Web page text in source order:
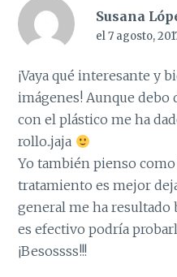
Susana
el 7 agosto,
¡Vaya qué interesante y
imágenes! Aunque debo
con el plástico me ha
rollo..jaja
Yo también pienso
tratamiento es mejor
general me ha resultado
es efectivo podría
¡Besossss!!!